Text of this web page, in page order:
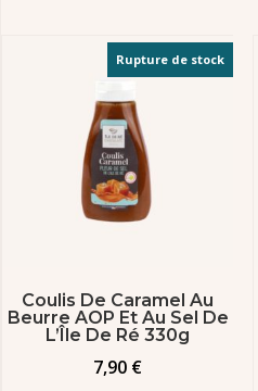
Rupture de stock
Coulis De Caramel Au
Beurre AOP Et Au Sel De
L’Île De Ré 330g
7,90 €